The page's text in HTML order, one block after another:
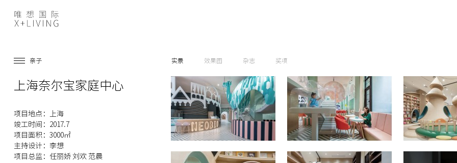
亲子 实景 效果图 杂志 奖项
上海奈尔宝家庭中心
项目地点：上海
竣工时间：2017.7
项目面积：3000㎡
主持设计：李想
项目总监：任丽娇 刘欢 范晨